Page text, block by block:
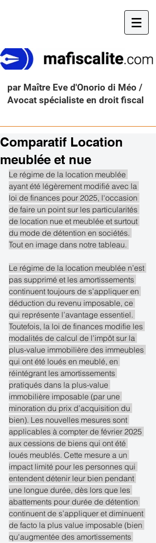
par Maître Eve d'Onorio di Méo /
Avocat spécialiste en droit fiscal
Comparatif Location
meublée et nue
Le régime de la location meublée
ayant été légèrement modifié avec la
loi de finances pour 2025, l'occasion
de faire un point sur les particularités
de location nue et meublée et surtout
du mode de détention en sociétés.
Tout en image dans notre tableau.
Le régime de la location meublée n’est
pas supprimé et les amortissements
continuent toujours de s’appliquer en
déduction du revenu imposable, ce
qui représente l’avantage essentiel.
Toutefois, la loi de finances modifie les
modalités de calcul de l’impôt sur la
plus-value immobilière des immeubles
qui ont été loués en meublé, en
réintégrant les amortissements
pratiqués dans la plus-value
immobilière imposable (par une
minoration du prix d’acquisition du
bien). Les nouvelles mesures sont
applicables à compter de février 2025
aux cessions de biens qui ont été
loués meublés. Cette mesure a un
impact limité pour les personnes qui
entendent détenir leur bien pendant
une longue durée, dès lors que les
abattements pour durée de détention
continuent de s’appliquer et diminuent
de facto la plus value imposable (bien
qu'augmentée des amortissements